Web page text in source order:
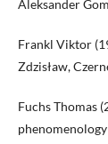
Aleksander
Frankl Viktor
Zdzisław,
Fuchs Thomas